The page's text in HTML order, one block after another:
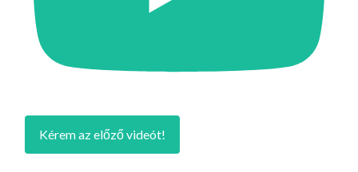
Kérem az előző videót!